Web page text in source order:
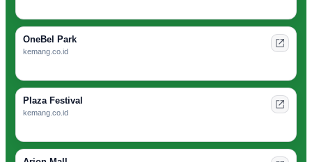
OneBel Park
kemang.co.id
Plaza Festival
kemang.co.id